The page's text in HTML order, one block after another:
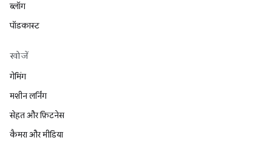
ब्लॉग
पॉडकास्ट
खोजें
गेमिंग
मशीन लर्निंग
सेहत और फ़िटनेस
कैमरा और मीडिया